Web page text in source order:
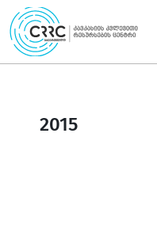
Skip
to
content
2015